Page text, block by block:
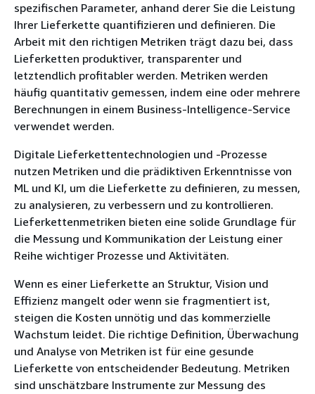
spezifischen Parameter, anhand derer Sie die Leistung
Ihrer Lieferkette quantifizieren und definieren. Die
Arbeit mit den richtigen Metriken trägt dazu bei, dass
Lieferketten produktiver, transparenter und
letztendlich profitabler werden. Metriken werden
häufig quantitativ gemessen, indem eine oder mehrere
Berechnungen in einem Business-Intelligence-Service
verwendet werden.
Digitale Lieferkettentechnologien und -Prozesse
nutzen Metriken und die prädiktiven Erkenntnisse von
ML und KI, um die Lieferkette zu definieren, zu messen,
zu analysieren, zu verbessern und zu kontrollieren.
Lieferkettenmetriken bieten eine solide Grundlage für
die Messung und Kommunikation der Leistung einer
Reihe wichtiger Prozesse und Aktivitäten.
Wenn es einer Lieferkette an Struktur, Vision und
Effizienz mangelt oder wenn sie fragmentiert ist,
steigen die Kosten unnötig und das kommerzielle
Wachstum leidet. Die richtige Definition, Überwachung
und Analyse von Metriken ist für eine gesunde
Lieferkette von entscheidender Bedeutung. Metriken
sind unschätzbare Instrumente zur Messung des